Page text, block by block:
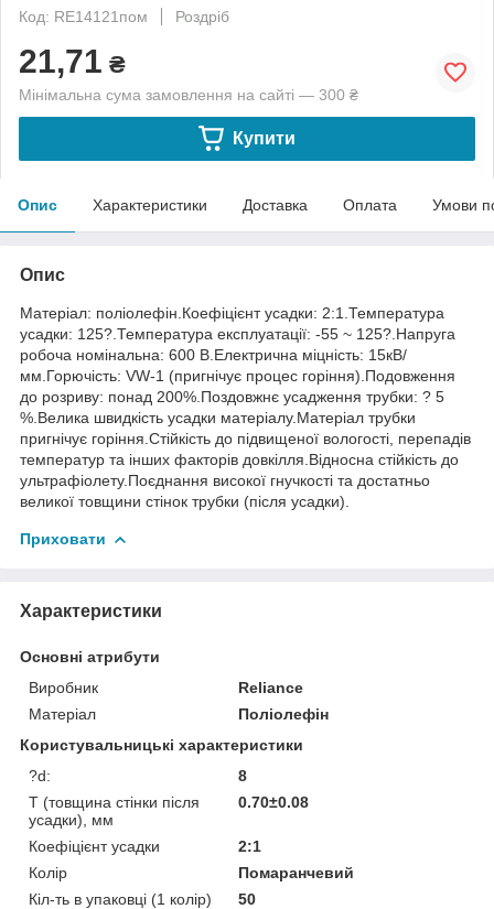
Код: RE14121пом
Роздріб
21,71 ₴
Мінімальна сума замовлення на сайті — 300 ₴
Купити
Опис Характеристики Доставка Оплата Умови
Опис
Матеріал: поліолефін.Коефіцієнт усадки: 2:1.Температура
усадки: 125?.Температура експлуатації: -55 ~ 125?.Напруга
робоча номінальна: 600 В.Електрична міцність: 15кВ/
мм.Горючість: VW-1 (пригнічує процес горіння).Подовження
до розриву: понад 200%.Поздовжнє усадження трубки: ? 5
%.Велика швидкість усадки матеріалу.Матеріал трубки
пригнічує горіння.Стійкість до підвищеної вологості, перепадів
температур та інших факторів довкілля.Відносна стійкість до
ультрафіолету.Поєднання високої гнучкості та достатньо
великої товщини стінок трубки (після усадки).
Приховати
Характеристики
Основні атрибути
Виробник
Reliance
Матеріал
Поліолефін
Користувальницькі характеристики
?d:
8
T (товщина стінки після
усадки), мм
0.70±0.08
Коефіцієнт усадки
2:1
Колір
Помаранчевий
Кіл-ть в упаковці (1 колір)
50